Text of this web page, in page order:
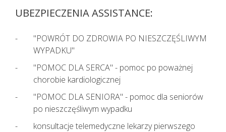
UBEZPIECZENIA ASSISTANCE:
"POWRÓT DO ZDROWIA PO NIESZCZĘŚLIWYM
WYPADKU"
"POMOC DLA SERCA" - pomoc po poważnej
chorobie kardiologicznej
"POMOC DLA SENIORA" - pomoc dla seniorów
po nieszczęśliwym wypadku
konsultacje telemedyczne lekarzy pierwszego